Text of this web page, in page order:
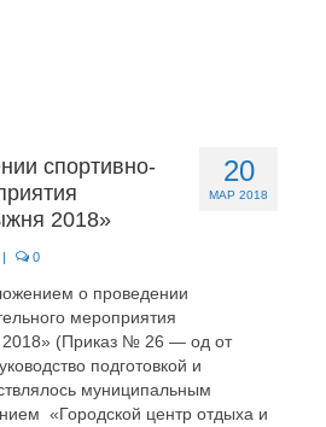
20
МАР 2018
спортивно-
2018»
0
о проведении
мероприятия
2018» (Приказ № 26 — од от
подготовкой и
муниципальным
«Городской центр отдыха и